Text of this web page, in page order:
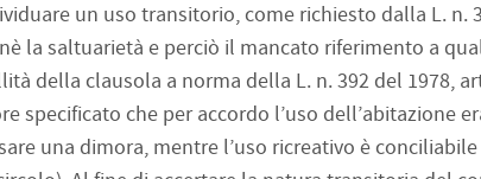
un uso transitorio, come richiesto dalla L. n.
la saltuarietà e perciò il mancato riferimento a
della clausola a norma della L. n. 392 del 1978,
specificato che per accordo l’uso dell’abitazione
una dimora, mentre l’uso ricreativo è